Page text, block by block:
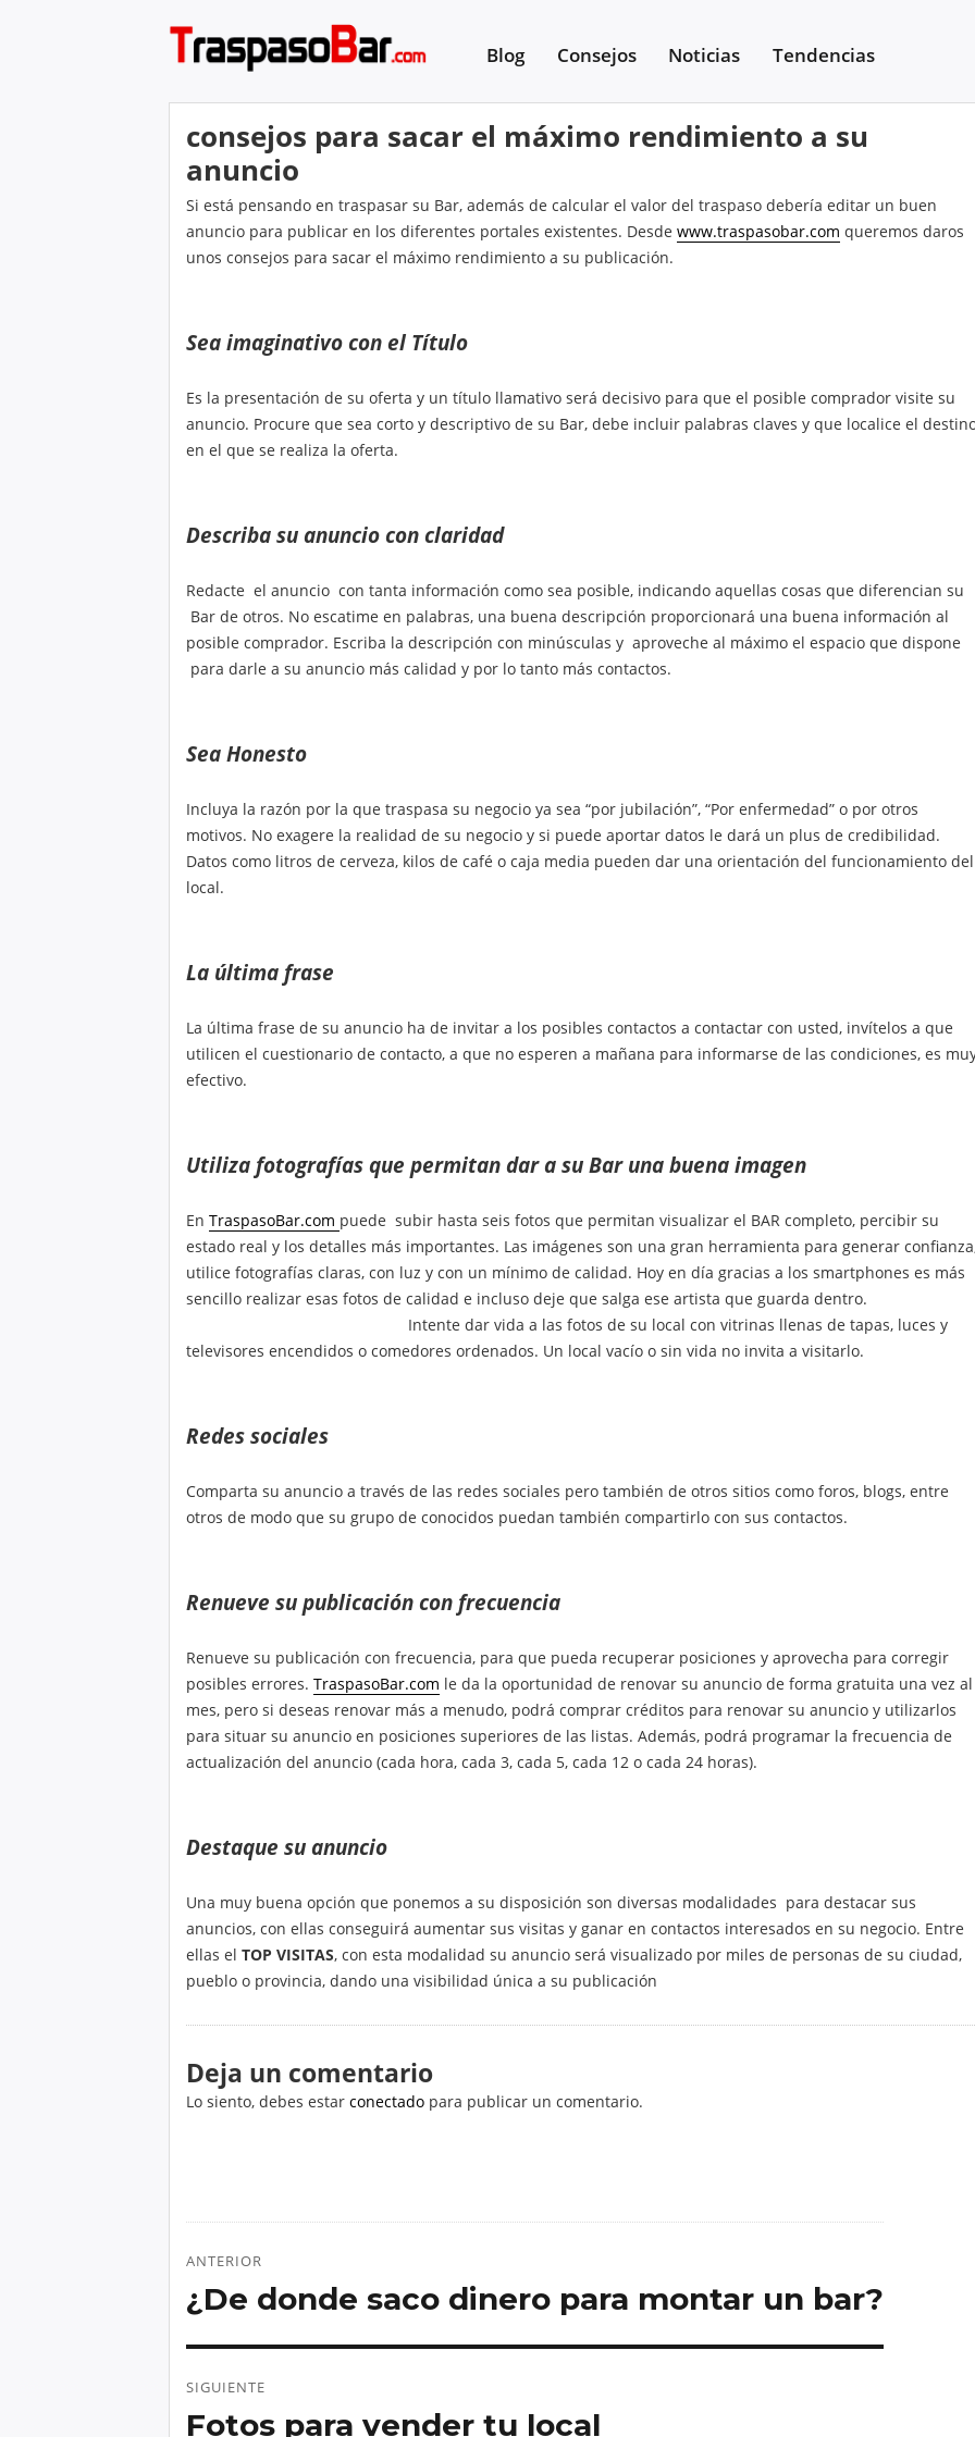
El blog de Traspasobar
Noticias y consejos para bares
Blog Consejos Noticias Tendencias
consejos para sacar el máximo rendimiento a su
anuncio
Si está pensando en traspasar su Bar, además de calcular el valor del traspaso debería editar un buen
anuncio para publicar en los diferentes portales existentes. Desde www.traspasobar.com queremos daros
unos consejos para sacar el máximo rendimiento a su publicación.
Sea imaginativo con el Título
Es la presentación de su oferta y un título llamativo será decisivo para que el posible comprador visite su
anuncio. Procure que sea corto y descriptivo de su Bar, debe incluir palabras claves y que localice el
en el que se realiza la oferta.
Describa su anuncio con claridad
Redacte el anuncio con tanta información como sea posible, indicando aquellas cosas que diferencian su
Bar de otros. No escatime en palabras, una buena descripción proporcionará una buena información al
posible comprador. Escriba la descripción con minúsculas y aproveche al máximo el espacio que dispone
para darle a su anuncio más calidad y por lo tanto más contactos.
Sea Honesto
Incluya la razón por la que traspasa su negocio ya sea “por jubilación”, “Por enfermedad” o por otros
motivos. No exagere la realidad de su negocio y si puede aportar datos le dará un plus de credibilidad.
Datos como litros de cerveza, kilos de café o caja media pueden dar una orientación del funcionamiento del
local.
La última frase
La última frase de su anuncio ha de invitar a los posibles contactos a contactar con usted, invítelos a que
utilicen el cuestionario de contacto, a que no esperen a mañana para informarse de las condiciones, es
efectivo.
Utiliza fotografías que permitan dar a su Bar una buena imagen
En TraspasoBar.com puede subir hasta seis fotos que permitan visualizar el BAR completo, percibir su
estado real y los detalles más importantes. Las imágenes son una gran herramienta para generar
utilice fotografías claras, con luz y con un mínimo de calidad. Hoy en día gracias a los smartphones es más
sencillo realizar esas fotos de calidad e incluso deje que salga ese artista que guarda dentro.
Intente dar vida a las fotos de su local con vitrinas llenas de tapas, luces y
televisores encendidos o comedores ordenados. Un local vacío o sin vida no invita a visitarlo.
Redes sociales
Comparta su anuncio a través de las redes sociales pero también de otros sitios como foros, blogs, entre
otros de modo que su grupo de conocidos puedan también compartirlo con sus contactos.
Renueve su publicación con frecuencia
Renueve su publicación con frecuencia, para que pueda recuperar posiciones y aprovecha para corregir
posibles errores. TraspasoBar.com le da la oportunidad de renovar su anuncio de forma gratuita una vez al
mes, pero si deseas renovar más a menudo, podrá comprar créditos para renovar su anuncio y utilizarlos
para situar su anuncio en posiciones superiores de las listas. Además, podrá programar la frecuencia de
actualización del anuncio (cada hora, cada 3, cada 5, cada 12 o cada 24 horas).
Destaque su anuncio
Una muy buena opción que ponemos a su disposición son diversas modalidades para destacar sus
anuncios, con ellas conseguirá aumentar sus visitas y ganar en contactos interesados en su negocio. Entre
ellas el TOP VISITAS, con esta modalidad su anuncio será visualizado por miles de personas de su ciudad,
pueblo o provincia, dando una visibilidad única a su publicación
Deja un comentario
Lo siento, debes estar conectado para publicar un comentario.
de
entradas
ANTERIOR
Entrada
anterior:
¿De donde saco dinero para montar un bar?
SIGUIENTE
Entrada
Fotos para vender tu local